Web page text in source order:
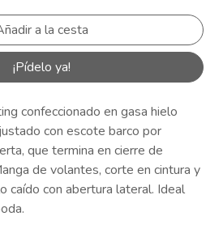
¡Pídelo ya!
confeccionado en gasa hielo
con escote barco por
que termina en cierre de
de volantes, corte en cintura y
caído con abertura lateral. Ideal